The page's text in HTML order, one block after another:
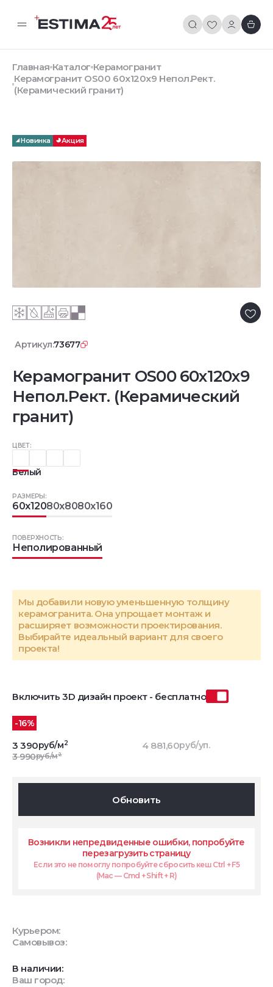
Главная Каталог Керамогранит
Керамогранит OS00 60x120x9 Непол.Рект.
(Керамический гранит)
Новинка Акция
Артикул:73677
Керамогранит OS00 60x120x9
Непол.Рект. (Керамический
гранит)
ЦВЕТ:
Белый
РАЗМЕРЫ:
60x12080x8080x160
ПОВЕРХНОСТЬ:
Неполированный
Мы добавили новую уменьшенную толщину
керамогранита. Она упрощает монтаж и
расширяет возможности проектирования.
Выбирайте идеальный вариант для своего
проекта!
Включить 3D дизайн проект - бесплатно
-16%
3 390руб/м2
3 990руб/м2
4 881,60руб/уп.
Обновить
Возникли непредвиденные ошибки, попробуйте
перезагрузить страницу
Если это не помоглу попробуйте сбросить кеш Ctrl + F5
(Mac — Cmd + Shift + R)
Курьером:
Самовывоз:
В наличии:
Ваш город: